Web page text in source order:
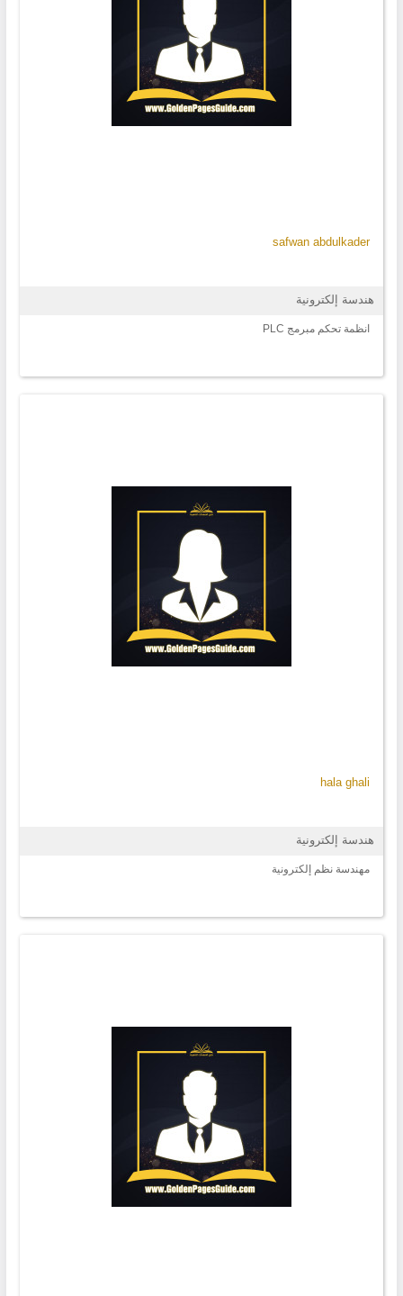
safwan abdulkader
هندسة إلكترونية
انظمة تحكم مبرمج PLC
hala ghali
هندسة إلكترونية
مهندسة نظم إلكترونية